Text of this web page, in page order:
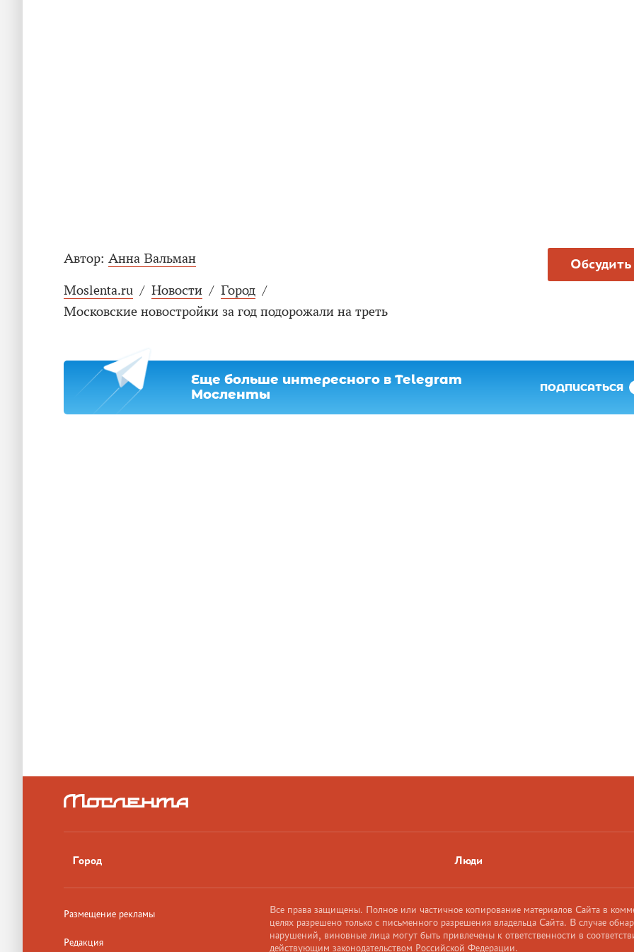
Обсудить
Автор: Анна Вальман
Moslenta.ru / Новости / Город /
Московские новостройки за год подорожали на треть
Еще больше интересного в Telegram
Мосленты
ПОДПИСАТЬСЯ
Город Люди
Размещение рекламы
Редакция
Все права защищены. Полное или частичное копирование материалов Сайта в
целях разрешено только с письменного разрешения владельца Сайта. В случае
нарушений, виновные лица могут быть привлечены к ответственности в
действующим законодательством Российской Федерации.